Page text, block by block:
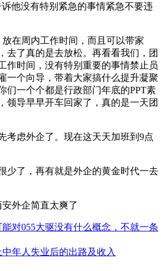
他没有特别紧急的事情紧急不要违
在周内工作时间，而且可以带家
去了真的是去放松。再看看我们，团
作时间，没有特别重要的事情禁止员
一个向导，带着大家搞什么提升凝聚
们一个个都是行政部门年底的PPT素
领导早早开车回家了，真的是一天团
考虑外企了。现在这天天加班到9点
少了，再有就是外企的黄金时代一去
对055大驱没有什么概念，不就一条
中年人失业后的出路及收入